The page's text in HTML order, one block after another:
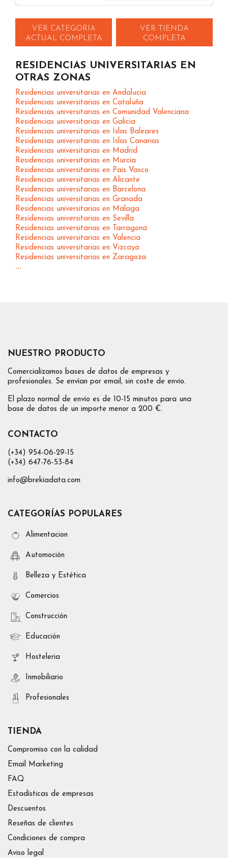
VER CATEGORIA
ACTUAL COMPLETA
VER TIENDA
COMPLETA
RESIDENCIAS UNIVERSITARIAS EN
OTRAS ZONAS
Residencias universitarias en Andalucia
Residencias universitarias en Cataluña
Residencias universitarias en Comunidad Valenciana
Residencias universitarias en Galicia
Residencias universitarias en Islas Baleares
Residencias universitarias en Islas Canarias
Residencias universitarias en Madrid
Residencias universitarias en Murcia
Residencias universitarias en Pais Vasco
Residencias universitarias en Alicante
Residencias universitarias en Barcelona
Residencias universitarias en Granada
Residencias universitarias en Malaga
Residencias universitarias en Sevilla
Residencias universitarias en Tarragona
Residencias universitarias en Valencia
Residencias universitarias en Vizcaya
Residencias universitarias en Zaragoza
...
NUESTRO PRODUCTO
Comercializamos bases de datos de empresas y
profesionales. Se envían por email, sin coste de envío.
El plazo normal de envío es de 10-15 minutos para una
base de datos de un importe menor a 200 €.
CONTACTO
(+34) 954-06-29-15
(+34) 647-76-53-84
info@brekiadata.com
CATEGORÍAS POPULARES
Alimentacion
Automoción
Belleza y Estética
Comercios
Construcción
Educación
Hosteleria
Inmobiliario
Profesionales
TIENDA
Compromiso con la calidad
Email Marketing
FAQ
Estadísticas de empresas
Descuentos
Reseñas de clientes
Condiciones de compra
Aviso legal